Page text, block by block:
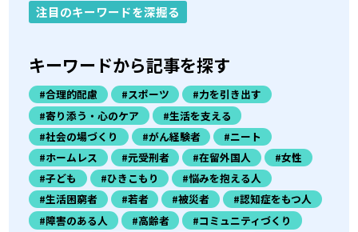
注目のキーワードを深掘る
キーワードから記事を探す
#合理的配慮 #スポーツ
#力を引き出す
#寄り添う・心のケア
#生活を支える
#社会の場づくり
#がん経験者
#ニート
#ホームレス
#元受刑者 #在留外国人
#女性
#子ども
#ひきこもり
#悩みを抱える人
#生活困窮者
#若者 #被災者
#認知症をもつ人
#障害のある人
#高齢者
#コミュニティづくり